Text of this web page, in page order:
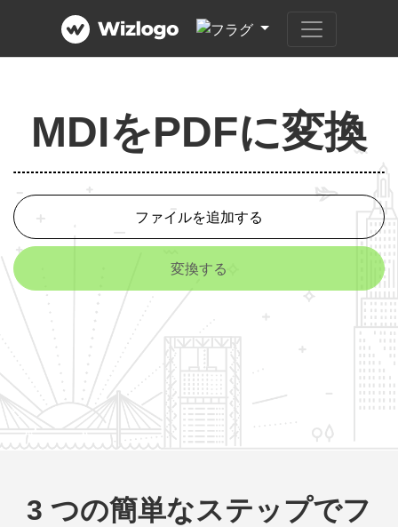
MDIをPDFに変換
ファイルを追加する
変換する
3 つの簡単なステップでフ